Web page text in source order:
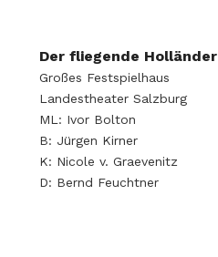
Der fliegende Holländer
Großes Festspielhaus
Landestheater Salzburg
ML: Ivor Bolton
B: Jürgen Kirner
K: Nicole v. Graevenitz
D: Bernd Feuchtner